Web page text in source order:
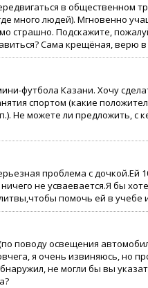
в общественном
много людей). Мгновенно
страшно. Подскажите,
Сама крещёная, верю в
футбола Казани. Хочу
спортом (какие
Не можете ли предложить, с
проблема с дочкой.Ей
не усваевается.Я бы
помочь ей в учебе
поводу освещения
я очень извиняюсь, но
не могли бы вы